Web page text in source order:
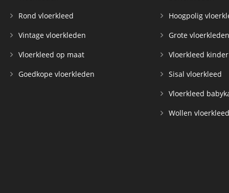
Rond vloerkleed
Vintage vloerkleden
Vloerkleed op maat
Goedkope vloerkleden
Hoogpolig
Grote vloerkleden
Vloerkleed
Sisal vloerkleed
Vloerkleed
Wollen vloerkleed